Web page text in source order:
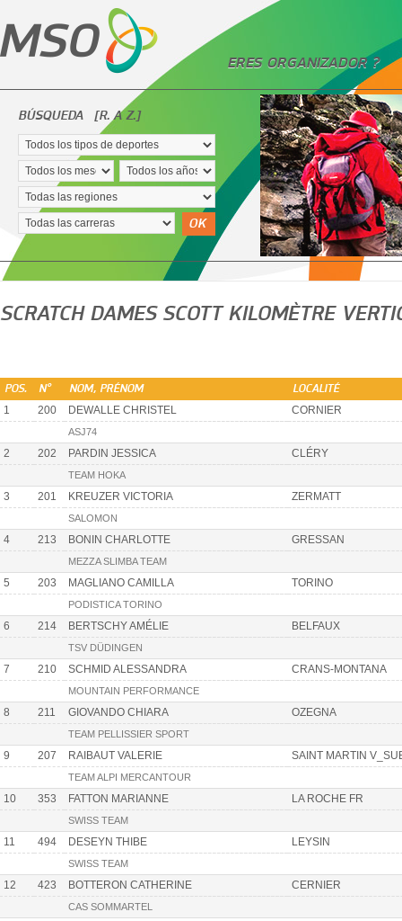
ERES ORGANIZADOR ?
BÚSQUEDA [R. A Z.]
OK
SCRATCH DAMES SCOTT KILOMÈTRE
POS. N° NOM, PRÉNOM LOCALITÉ
1 200 DEWALLE CHRISTEL CORNIER
ASJ74
2 202 PARDIN JESSICA CLÉRY
TEAM HOKA
3 201 KREUZER VICTORIA ZERMATT
SALOMON
4 213 BONIN CHARLOTTE GRESSAN
MEZZA SLIMBA TEAM
5 203 MAGLIANO CAMILLA TORINO
PODISTICA TORINO
6 214 BERTSCHY AMÉLIE BELFAUX
TSV DÜDINGEN
7 210 SCHMID ALESSANDRA CRANS-MONTANA
MOUNTAIN PERFORMANCE
8 211 GIOVANDO CHIARA OZEGNA
TEAM PELLISSIER SPORT
9 207 RAIBAUT VALERIE SAINT MARTIN
TEAM ALPI MERCANTOUR
10 353 FATTON MARIANNE LA ROCHE FR
SWISS TEAM
11 494 DESEYN THIBE LEYSIN
SWISS TEAM
12 423 BOTTERON CATHERINE CERNIER
CAS SOMMARTEL